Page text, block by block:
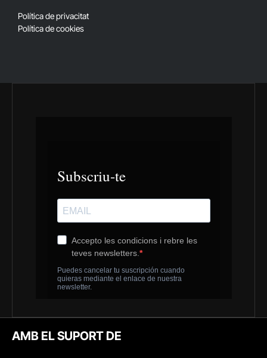
Política de privacitat
Política de cookies
AMB EL SUPORT DE